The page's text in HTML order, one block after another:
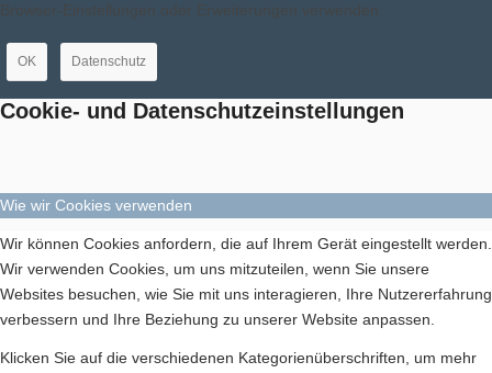
Browser-Einstellungen oder Erweiterungen verwenden.
OK Datenschutz
Cookie- und Datenschutzeinstellungen
Wie wir Cookies verwenden
Wir können Cookies anfordern, die auf Ihrem Gerät eingestellt werden.
Wir verwenden Cookies, um uns mitzuteilen, wenn Sie unsere
Websites besuchen, wie Sie mit uns interagieren, Ihre Nutzererfahrung
verbessern und Ihre Beziehung zu unserer Website anpassen.
Klicken Sie auf die verschiedenen Kategorienüberschriften, um mehr